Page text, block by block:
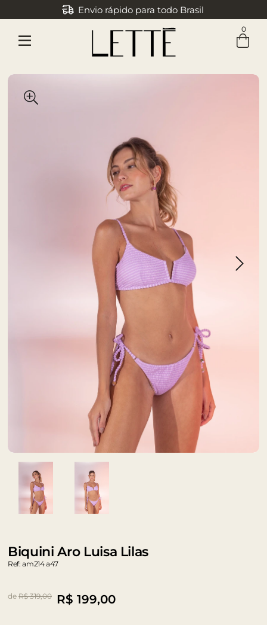
Envio rápido para todo Brasil
0
Biquini Aro Luisa Lilas
Ref: am214 a47
de R$ 319,00 R$ 199,00